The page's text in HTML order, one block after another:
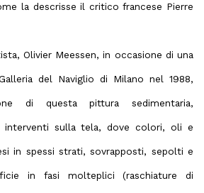
la descrisse il critico francese Pierre
Olivier Meessen, in occasione di una
del Naviglio di Milano nel 1988,
di questa pittura sedimentaria,
sulla tela, dove colori, oli e
in spessi strati, sovrapposti, sepolti e
in fasi molteplici (raschiature di